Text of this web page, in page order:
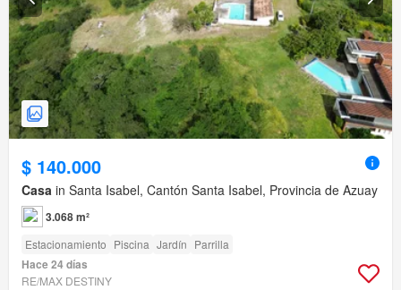
$ 140.000
Casa in Santa Isabel, Cantón Santa Isabel, Provincia de Azuay
3.068 m²
Estacionamiento Piscina Jardín Parrilla
Hace 24 días
RE/MAX DESTINY